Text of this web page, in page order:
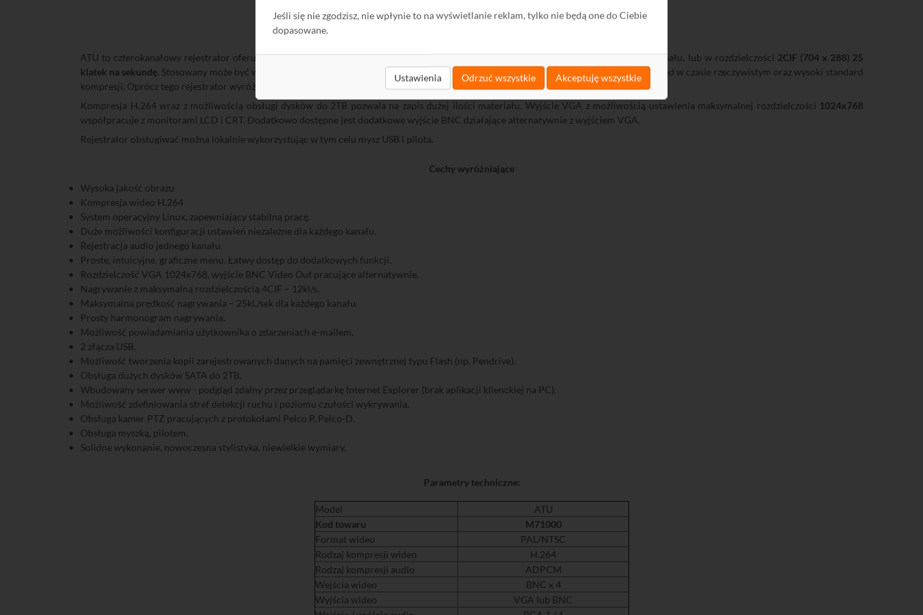
Jeśli się nie zgodzisz, nie wpłynie to na wyświetlanie reklam, tylko nie będą one do Ciebie
dopasowane.
Ustawienia Odrzuć wszystkie Akceptuję wszystkie
Opakowanie
ATU to czterokanałowy rejestrator oferujący zapis w rozdzielczości4CIF (704 x 576) z prędkością 12 klatek na sekundę dla każdego kanału, lub w rozdzielczości 2CIF (704 x 288) 25
klatek na sekundę. Stosowany może być we wszystkich instalacjach monitoringu, gdzie wymagana jest wysoka rozdzielczość nagrań, podgląd w czasie rzeczywistym oraz wysoki standard
kompresji. Oprócz tego rejestrator wyróżnia doskonały stosunek cena/jakość.
Kompresja H.264 wraz z możliwością obsługi dysków do 2TB pozwala na zapis dużej ilości materiału. Wyjście VGA z możliwością ustawienia maksymalnej rozdzielczości 1024x768
współpracuje z monitorami LCD i CRT. Dodatkowo dostępne jest dodatkowe wyjście BNC działające alternatywnie z wyjściem VGA.
Rejestrator obsługiwać można lokalnie wykorzystując w tym celu mysz USB i pilota.
Cechy wyróżniające
Wysoka jakość obrazu
Kompresja wideo H.264
System operacyjny Linux, zapewniający stabilną pracę.
Duże możliwości konfiguracji ustawień niezależne dla każdego kanału.
Rejestracja audio jednego kanału.
Proste, intuicyjne, graficzne menu. Łatwy dostęp do dodatkowych funkcji.
Rozdzielczość VGA 1024x768, wyjście BNC Video Out pracujące alternatywnie.
Nagrywanie z maksymalną rozdzielczością 4CIF – 12kl/s.
Maksymalna prędkość nagrywania – 25kl./sek dla każdego kanału.
Prosty harmonogram nagrywania.
Możliwość powiadamiania użytkownika o zdarzeniach e-mailem.
2 złącza USB.
Możliwość tworzenia kopii zarejestrowanych danych na pamięci zewnętrznej typu Flash (np. Pendrive).
Obsługa dużych dysków SATA do 2TB.
Wbudowany serwer www - podgląd zdalny przez przeglądarkę Internet Explorer (brak aplikacji klienckiej na PC).
Możliwość zdefiniowania stref detekcji ruchu i poziomu czułości wykrywania.
Obsługa kamer PTZ pracujących z protokołami Pelco P, Pelco-D.
Obsługa myszką, pilotem.
Solidne wykonanie, nowoczesna stylistyka, niewielkie wymiary.
Parametry techniczne:
Model
ATU
Kod towaru
M71000
Format wideo
PAL/NTSC
Rodzaj kompresji wideo
H.264
Rodzaj kompresji audio
ADPCM
Wejścia wideo
BNC x 4
Wyjścia wideo
VGA lub BNC